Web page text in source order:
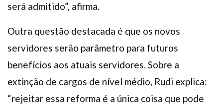
será admitido”, afirma.
Outra questão destacada é que os novos
servidores serão parâmetro para futuros
benefícios aos atuais servidores. Sobre a
extinção de cargos de nível médio, Rudi explica:
“rejeitar essa reforma é a única coisa que pode